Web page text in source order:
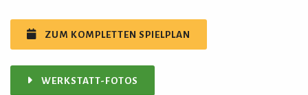
ZUM KOMPLETTEN SPIELPLAN
WERKSTATT-FOTOS